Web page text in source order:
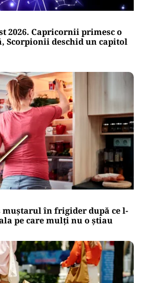
2026. Capricornii primesc o
Scorpionii deschid un capitol
muștarul în frigider după ce l-
pe care mulți nu o știau